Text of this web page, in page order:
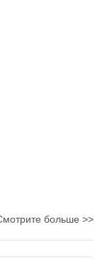
больше >>